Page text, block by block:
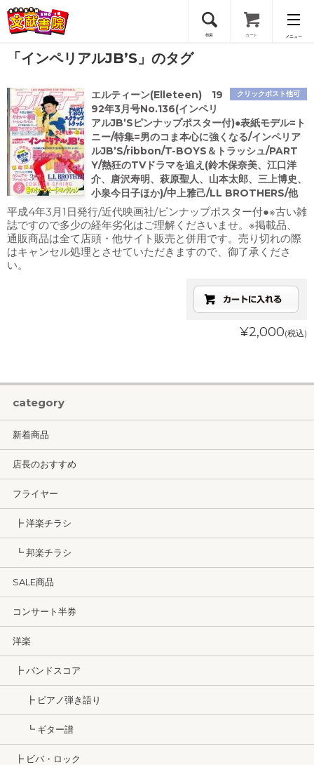
検索 カート メニュー
会員登録
ログイン
「インペリアルJB’S」のタグ
クリックポスト他可
エルティーン(Elleteen) 19
92年3月号No.136(インペリ
アルJB’Sピンナップポスター付)●表紙モデル=ト
ニー/特集=男のコま本心に強くなる/インペリア
ルJB’S/ribbon/T-BOYS＆トラッシュ/PART
Y/熱狂のTVドラマを追え(鈴木保奈美、江口洋
介、唐沢寿明、萩原聖人、山本太郎、三上博史、
小泉今日子ほか)/中上雅己/LL BROTHERS/他
平成4年3月1日発行/近代映画社/ピンナップポスター付●※古い雑
誌ですので多少の経年劣化はご理解くださいませ。※掲載品、
通販商品は全て店頭・他サイト販売と併用です。売り切れの際
はキャンセル処理とさせていただきますので、御了承くださ
い。
¥2,000(税込)
category
新着商品
店長のおすすめ
フライヤー
┣ 洋楽チラシ
┗ 邦楽チラシ
SALE商品
コンサート半券
洋楽
┣ バンドスコア
┣ ピアノ弾き語り
┗ ギター譜
┣ ビバ・ロック